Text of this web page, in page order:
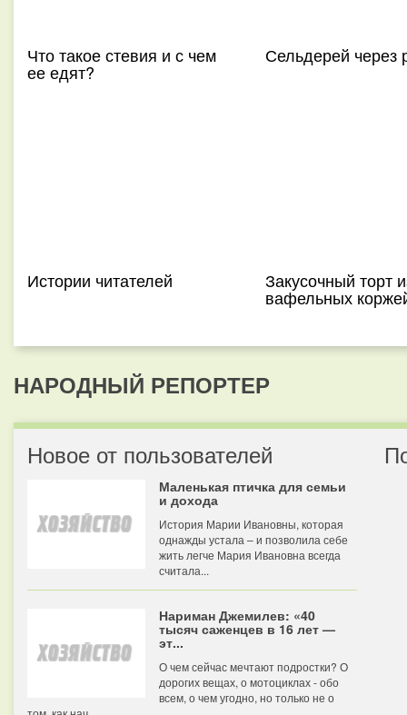
Что такое стевия и с чем
ее едят?
Сельдерей через
Истории читателей Закусочный торт
вафельных
НАРОДНЫЙ РЕПОРТЕР
Новое от пользователей
Маленькая птичка для семьи
и дохода
История Марии Ивановны, которая
однажды устала – и позволила себе
жить легче Мария Ивановна всегда
считала...
Нариман Джемилев: «40
тысяч саженцев в 16 лет —
эт...
О чем сейчас мечтают подростки? О
дорогих вещах, о мотоциклах - обо
всем, о чем угодно, но только не о